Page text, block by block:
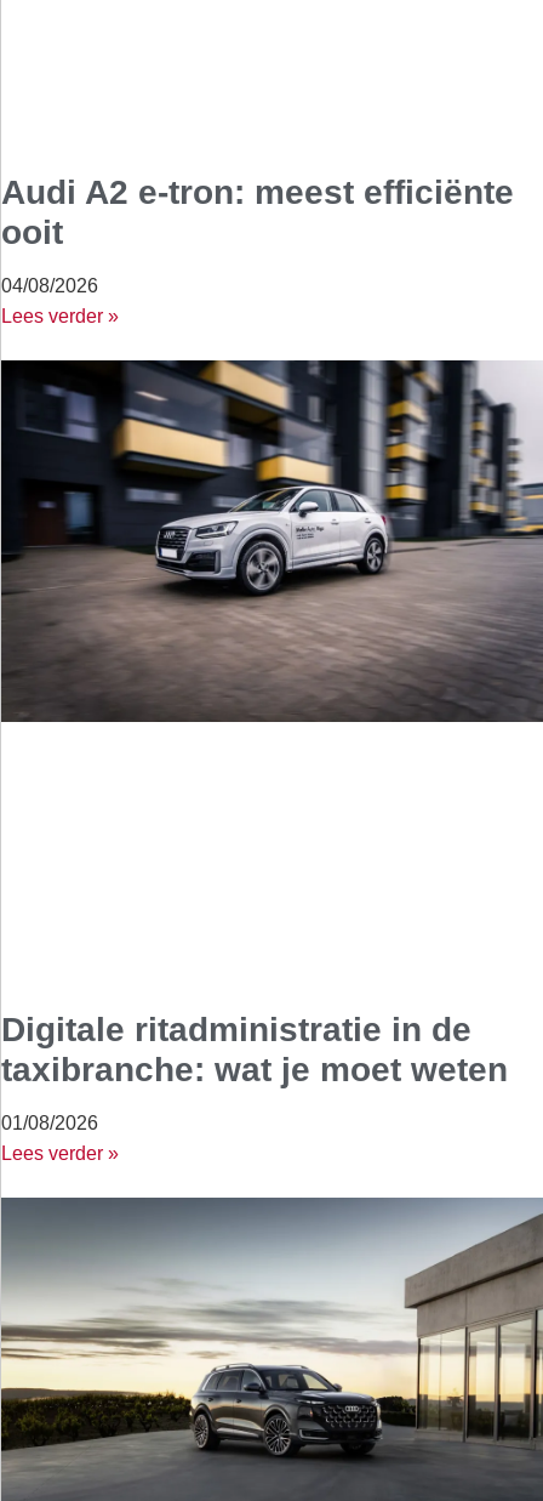
Audi A2 e-tron: meest efficiënte
ooit
04/08/2026
Lees verder »
Digitale ritadministratie in de
taxibranche: wat je moet weten
01/08/2026
Lees verder »